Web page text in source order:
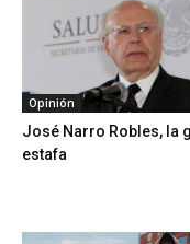
Opinión
José Narro Robles, la
estafa